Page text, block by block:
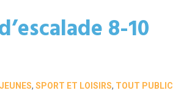
8-10
JEUNES, SPORT ET LOISIRS, TOUT PUBLIC